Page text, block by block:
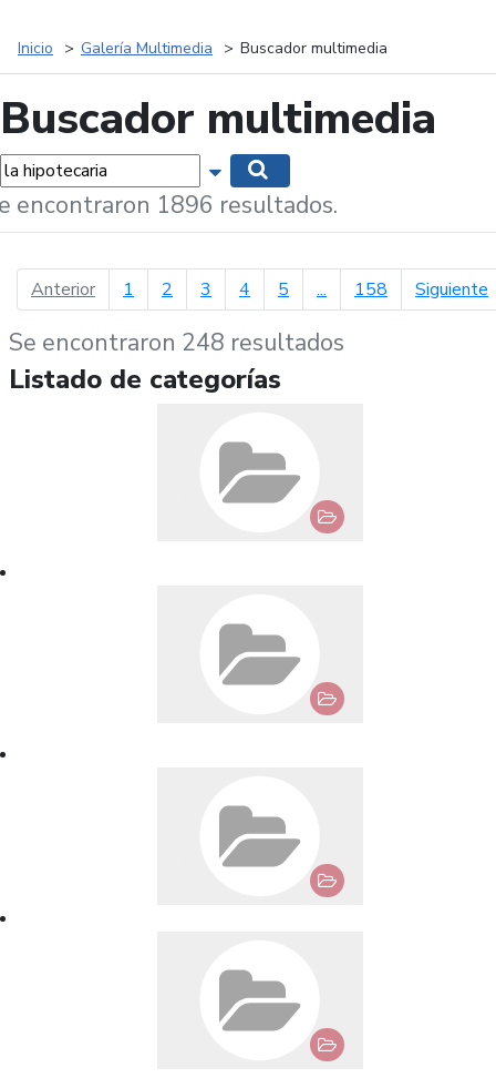
Inicio Galería Multimedia Buscador multimedia
Buscador multimedia
Mostrar opciones de búsqueda
encontraron 1896 resultados.
Anteriorpágina anterior
1 2 3 4 5 ... 158 Siguiente
Se encontraron 248 resultados
Listado de categorías